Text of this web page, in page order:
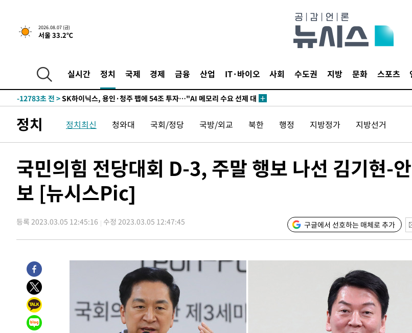
2026.08.07 (금)
서울 33.2℃
실시간 정치 국제 경제 금융 산업 IT·바이오 사회 수도권 지방 문화 스포츠
운드는 임시"
-16579초 전 >"낮 기온 소폭 하락"…수도권 폭염중대경보, 폭염경보로 하향
-16543초 전 >[속보]이 대통령, '호우피해' 안동·의성 관할 4개 면 특별재난지역
갈 수도
-14477초 전 >
낮 최고 37도 찜통더위…곳곳 소나기·강원 많은 비[내일날씨]
-12783초 전 >
응"
-9639초 전 > 여자배구 이재영·이다영 자매, 아제르바이잔 투란VC 입단
-8626초 전 >
[속보]코스닥, 2.86포인트(0.36%) 내린 798.81마감
-8579초 전 >[속보]코스피, 6200선 약보합…0.60% 내린 6258.77에 마쳐
-8448초 전 >[속보] 노원서 40.1도 관측…서울, 2018년 이후 첫 40도
-5538초 전 >
[속보]종합특검, '계엄 수용공간 확보' 신용해 前교정본부장 기소
-4411초 전 >외신들도 주목한 韓축구 파문…"국민적 공분에 수사 재개"
-3404초 전 >[속보]규제합리화위원회 부위원장에 김태유 서울대 공대 교수…이병
태 후임
3분 전 >[속보]국힘 윤리위, '돌려차기 발언' 진종오·서범수 징계 절차 개시
하향수정 (2보)
-30083초 전 >
[속보] 미 사업체, 일자리 7월에 2.3만 개 줄어…실업률은 4.1%로
-25946초 전 >
[속보]이 대통령 "부동산 공급 기존 사고방식 매달리지 말고 과감히
실천"
-25031초 전 >
이란, "오만과 '중앙 단일 루트' 합의…북쪽 인바운드·남쪽 아웃바
운드는 임시"
-16599초 전 >
"낮 기온 소폭 하락"…수도권 폭염중대경보, 폭염경보로 하향
-16563초 전 >
[속보]이 대통령, '호우피해' 안동·의성 관할 4개 면 특별재난지역
정치 정치최신 청와대 국회/정당 국방/외교 북한 행정 지방정가 지방선거
국민의힘 전당대회 D-3, 주말 행보 나선 김기현-
보 [뉴시스Pic]
등록 2023.03.05 12:45:16 수정 2023.03.05 12:47:45 구글에서 선호하는 매체로 추가